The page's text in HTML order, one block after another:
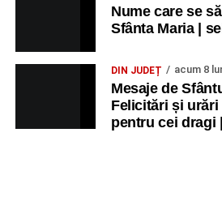
Nume care se
Sfânta Maria |
DIN JUDEȚ acum 8
Mesaje de
Felicitări și urări
pentru cei dragi